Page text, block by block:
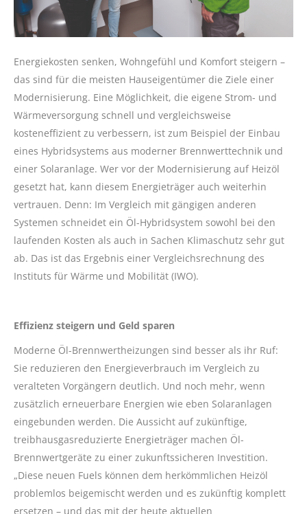
Energiekosten senken, Wohngefühl und Komfort steigern –
das sind für die meisten Hauseigentümer die Ziele einer
Modernisierung. Eine Möglichkeit, die eigene Strom- und
Wärmeversorgung schnell und vergleichsweise
kosteneffizient zu verbessern, ist zum Beispiel der Einbau
eines Hybridsystems aus moderner Brennwerttechnik und
einer Solaranlage. Wer vor der Modernisierung auf Heizöl
gesetzt hat, kann diesem Energieträger auch weiterhin
vertrauen. Denn: Im Vergleich mit gängigen anderen
Systemen schneidet ein Öl-Hybridsystem sowohl bei den
laufenden Kosten als auch in Sachen Klimaschutz sehr gut
ab. Das ist das Ergebnis einer Vergleichsrechnung des
Instituts für Wärme und Mobilität (IWO).
Effizienz steigern und Geld sparen
Moderne Öl-Brennwertheizungen sind besser als ihr Ruf:
Sie reduzieren den Energieverbrauch im Vergleich zu
veralteten Vorgängern deutlich. Und noch mehr, wenn
zusätzlich erneuerbare Energien wie eben Solaranlagen
eingebunden werden. Die Aussicht auf zukünftige,
treibhausgasreduzierte Energieträger machen Öl-
Brennwertgeräte zu einer zukunftssicheren Investition.
„Diese neuen Fuels können dem herkömmlichen Heizöl
problemlos beigemischt werden und es zukünftig komplett
ersetzen – und das mit der heute aktuellen